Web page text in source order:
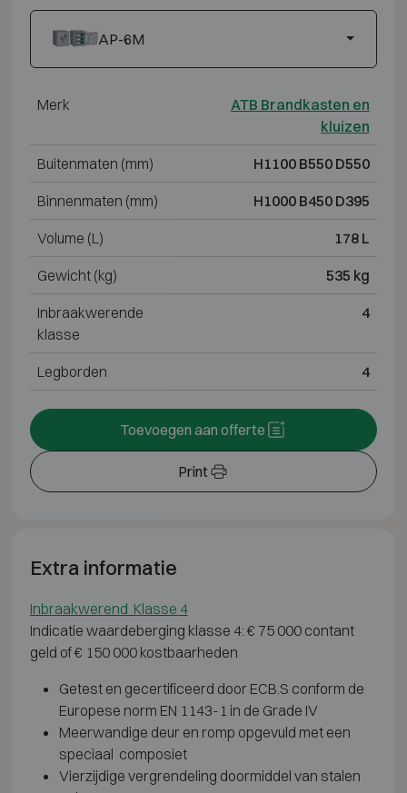
AP-6M
Merk
ATB Brandkasten en
kluizen
Buitenmaten (mm) H1100 B550 D550
Binnenmaten (mm) H1000 B450 D395
Volume (L) 178 L
Gewicht (kg) 535 kg
Inbraakwerende
klasse
4
Legborden 4
Print
Toevoegen aan offerte
Extra informatie
Inbraakwerend Klasse 4
Indicatie waardeberging klasse 4: € 75 000 contant
geld of € 150 000 kostbaarheden
Getest en gecertificeerd door ECB.S conform de
Europese norm EN 1143-1 in de Grade IV
Meerwandige deur en romp opgevuld met een
speciaal composiet
Vierzijdige vergrendeling doormiddel van stalen